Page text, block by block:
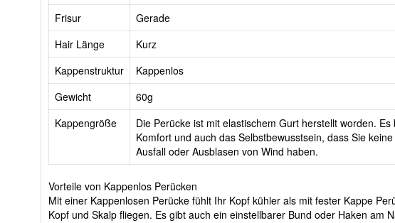
Frisur
Gerade
Hair Länge
Kurz
Kappenstruktur
Kappenlos
Gewicht
60g
Kappengröße
Die Perücke ist mit elastischem Gurt herstellt worden. Es
Komfort und auch das Selbstbewusstsein, dass Sie
Ausfall oder Ausblasen von Wind haben.
Vorteile von Kappenlos Perücken
Mit einer Kappenlosen Perücke fühlt Ihr Kopf kühler als mit fester Kappe
Kopf und Skalp fliegen. Es gibt auch ein einstellbarer Bund oder Haken am